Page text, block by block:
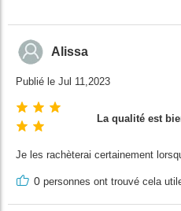
Alissa
Publié le Jul 11,2023
La qualité est
Je les rachèterai certainement
0 personnes ont trouvé cela